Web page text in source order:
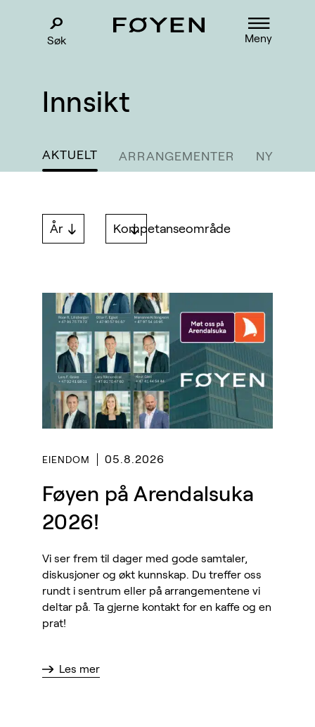
Søk Meny
Innsikt
AKTUELT ARRANGEMENTER
År Kompetanseområde
EIENDOM 05.8.2026
Føyen på Arendalsuka
2026!
Vi ser frem til dager med gode samtaler,
diskusjoner og økt kunnskap. Du treffer oss
rundt i sentrum eller på arrangementene vi
deltar på. Ta gjerne kontakt for en kaffe og en
prat!
Les mer